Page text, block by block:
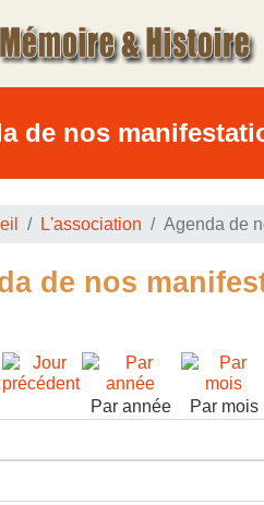
de nos
L'association Agenda de
de nos
Par année Par mois